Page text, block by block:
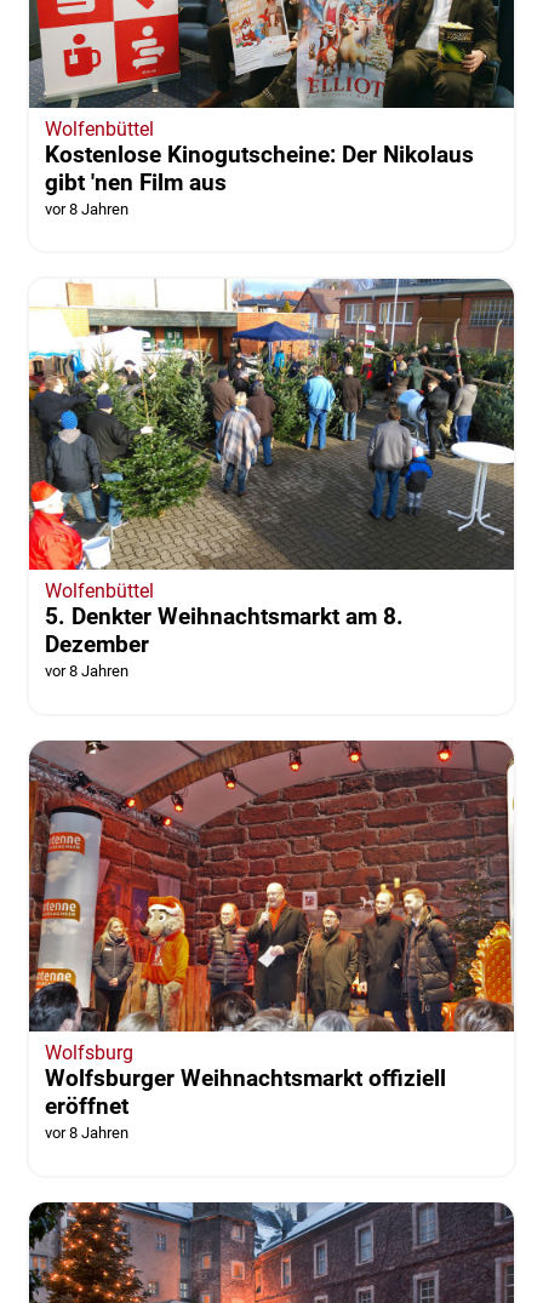
Wolfenbüttel
Kostenlose Kinogutscheine: Der Nikolaus
gibt 'nen Film aus
vor 8 Jahren
Wolfenbüttel
5. Denkter Weihnachtsmarkt am 8.
Dezember
vor 8 Jahren
Wolfsburg
Wolfsburger Weihnachtsmarkt offiziell
eröffnet
vor 8 Jahren